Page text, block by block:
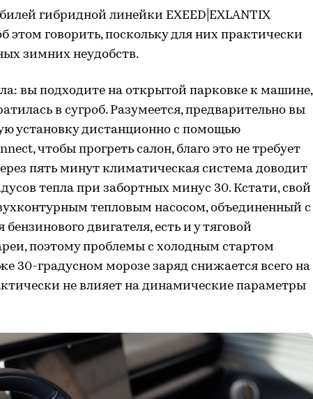
гибридной линейки EXEED|EXLANTIX
этом говорить, поскольку для них практически
зимних неудобств.
вы подходите на открытой парковке к машине,
в сугроб. Разумеется, предварительно вы
установку дистанционно с помощью
чтобы прогреть салон, благо это не требует
пять минут климатическая система доводит
тепла при забортных минус 30. Кстати, свой
тепловым насосом, объединенный с
двигателя, есть и у тяговой
поэтому проблемы с холодным стартом
30-градусном морозе заряд снижается всего на
не влияет на динамические параметры